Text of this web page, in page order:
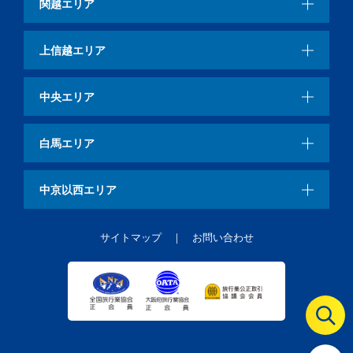
関越エリア
上信越エリア
中央エリア
白馬エリア
中京以西エリア
サイトマップ お問い合わせ